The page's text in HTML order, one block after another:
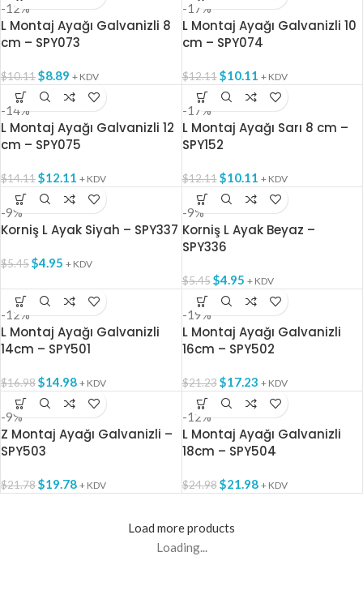
-12%
L Montaj Ayağı Galvanizli 8
cm – SPY073
$10.11$8.89 + KDV
-17%
L Montaj Ayağı Galvanizli 10
cm – SPY074
$12.11 $10.11 + KDV
-14%
L Montaj Ayağı Galvanizli 12
cm – SPY075
$14.11$12.11 + KDV
-17%
L Montaj Ayağı Sarı 8 cm –
SPY152
$12.11 $10.11 + KDV
-9%
Korniş L Ayak Siyah – SPY337
$5.45$4.95 + KDV
-9%
Korniş L Ayak Beyaz –
SPY336
$5.45 $4.95 + KDV
-12%
L Montaj Ayağı Galvanizli
14cm – SPY501
$16.98$14.98 + KDV
-19%
L Montaj Ayağı Galvanizli
16cm – SPY502
$21.23 $17.23 + KDV
-9%
Z Montaj Ayağı Galvanizli –
SPY503
$21.78$19.78 + KDV
-12%
L Montaj Ayağı Galvanizli
18cm – SPY504
$24.98 $21.98 + KDV
Load more products
Loading...